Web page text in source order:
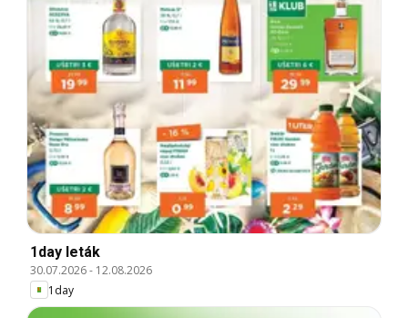
1day leták
30.07.2026- 12.08.2026
1day